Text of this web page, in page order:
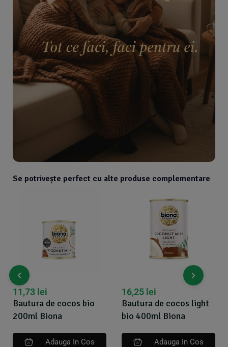
Se potrivește perfect cu alte produse complementare
Bautura de cocos bio
200ml Biona
11,73 lei
Adauga In Cos
Bautura de cocos light
bio 400ml Biona
16,25 lei
Adauga In Cos